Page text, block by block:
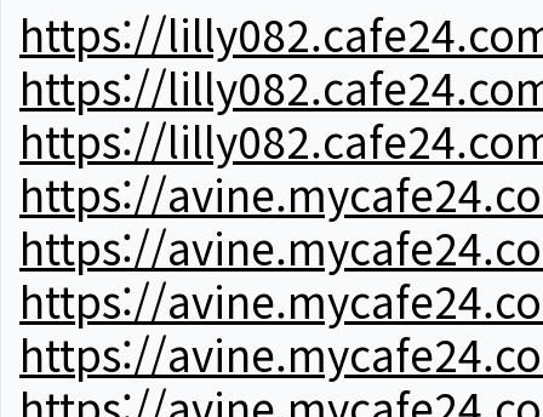
https://
https://
https://
https://
https://
https://
https://